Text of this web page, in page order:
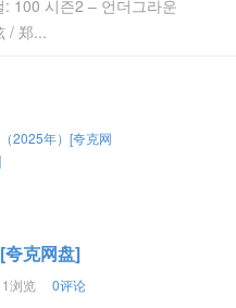
100 시즌2 – 언더그라운
/ 郑...
夸克网盘]
浏览 0评论